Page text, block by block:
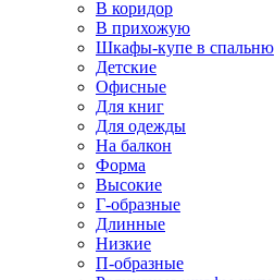
В коридор
В прихожую
Шкафы-купе в спальню
Детские
Офисные
Для книг
Для одежды
На балкон
Форма
Высокие
Г-образные
Длинные
Низкие
П-образные